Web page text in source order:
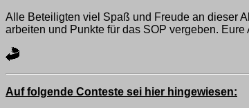
Alle Beteiligten viel Spaß und Freude an dieser
arbeiten und Punkte für das SOP vergeben.
Auf folgende Conteste sei hier hingewiesen: